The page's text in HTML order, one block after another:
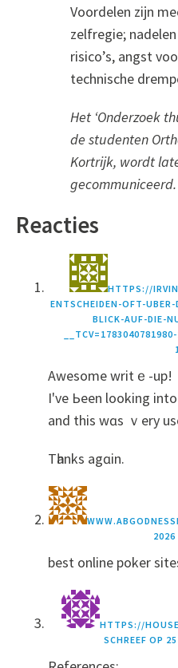
Voordelen zijn
zelfregie;
risico’s, angst
technische
Het ‘Onderzoek
de studenten
Kortrijk, wordt
gecommuniceerd.
Reacties
HTTPS://
ENTSCHEIDEN-OFT-
BLICK-AUF-DIE-
Awesome writｅ-up!
I've Ьeen looking
and this wɑs ｖery
Tһanks agɑin.
best online poker
HTTPS://
SCHREEF OP